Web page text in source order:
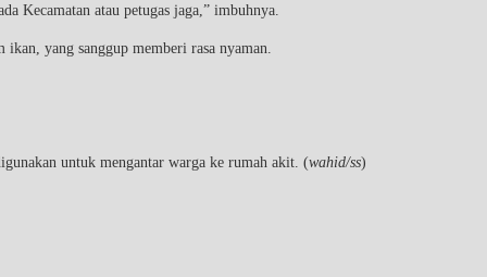
Kecamatan atau petugas jaga,” imbuhnya.
yang sanggup memberi rasa nyaman.
untuk mengantar warga ke rumah akit. (wahid/ss)